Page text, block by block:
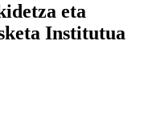
eta
Institutua